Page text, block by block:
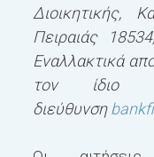
Διοικητικής,
Πειραιάς
Εναλλακτικά
τον ίδιο
διεύθυνση